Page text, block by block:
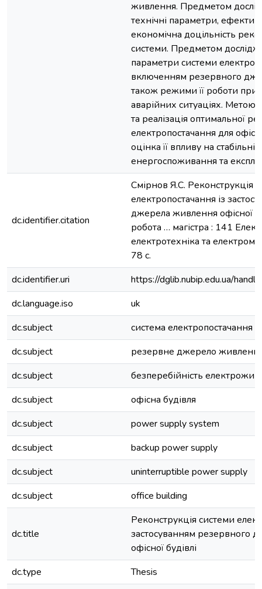
живлення. Предметом
технічні параметри,
економічна доцільність
системи. Предметом
параметри системи
включенням резервного
також режими її роботи при
аварійних ситуаціях. Метою
та реалізація оптимальної
електропостачання для
оцінка її впливу на
енергоспоживання та
dc.identifier.citation
Смірнов Я.С. Реконструкція
електропостачання із
джерела живлення офісної
робота … магістра : 141
електротехніка та
78 с.
dc.identifier.uri
https://dglib.nubip.edu.ua/
dc.language.iso
uk
dc.subject
система електропостачання
dc.subject
резервне джерело
dc.subject
безперебійність
dc.subject
офісна будівля
dc.subject
power supply system
dc.subject
backup power supply
dc.subject
uninterruptible power supply
dc.subject
office building
dc.title
Реконструкція системи
застосуванням резервного
офісної будівлі
dc.type
Thesis